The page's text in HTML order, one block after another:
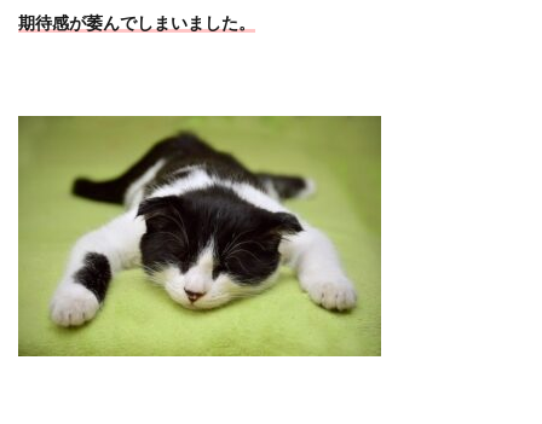
期待感が萎んでしまいました。